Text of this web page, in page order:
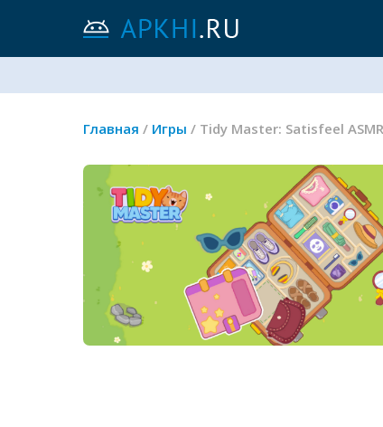
Главная / Игры / Tidy Master: Satisfeel